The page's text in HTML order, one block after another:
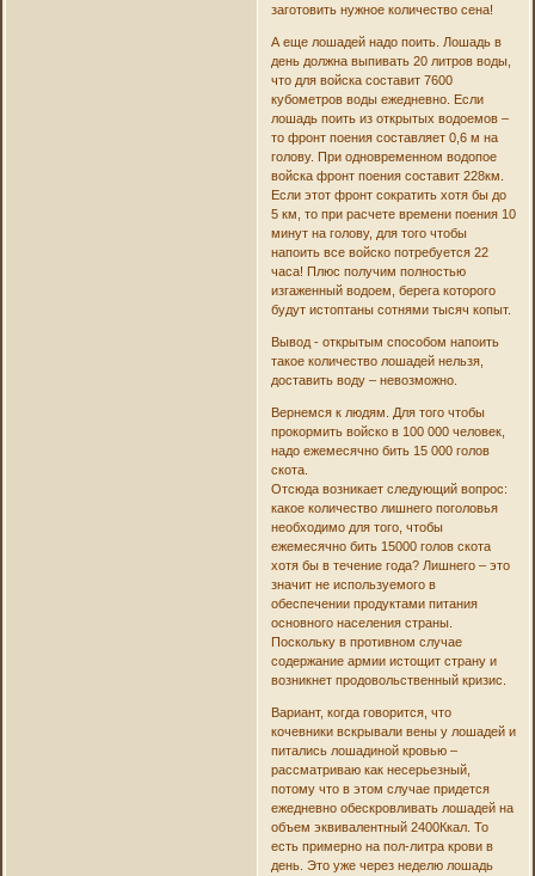
заготовить нужное количество сена!
А еще лошадей надо поить. Лошадь в
день должна выпивать 20 литров воды,
что для войска составит 7600
кубометров воды ежедневно. Если
лошадь поить из открытых водоемов –
то фронт поения составляет 0,6 м на
голову. При одновременном водопое
войска фронт поения составит 228км.
Если этот фронт сократить хотя бы до
5 км, то при расчете времени поения 10
минут на голову, для того чтобы
напоить все войско потребуется 22
часа! Плюс получим полностью
изгаженный водоем, берега которого
будут истоптаны сотнями тысяч копыт.
Вывод - открытым способом напоить
такое количество лошадей нельзя,
доставить воду – невозможно.
Вернемся к людям. Для того чтобы
прокормить войско в 100 000 человек,
надо ежемесячно бить 15 000 голов
скота.
Отсюда возникает следующий вопрос:
какое количество лишнего поголовья
необходимо для того, чтобы
ежемесячно бить 15000 голов скота
хотя бы в течение года? Лишнего – это
значит не используемого в
обеспечении продуктами питания
основного населения страны.
Поскольку в противном случае
содержание армии истощит страну и
возникнет продовольственный кризис.
Вариант, когда говорится, что
кочевники вскрывали вены у лошадей и
питались лошадиной кровью –
рассматриваю как несерьезный,
потому что в этом случае придется
ежедневно обескровливать лошадей на
объем эквивалентный 2400Ккал. То
есть примерно на пол-литра крови в
день. Это уже через неделю лошадь